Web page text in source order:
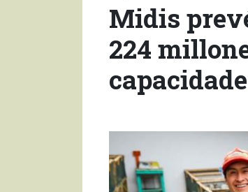
Midis
224